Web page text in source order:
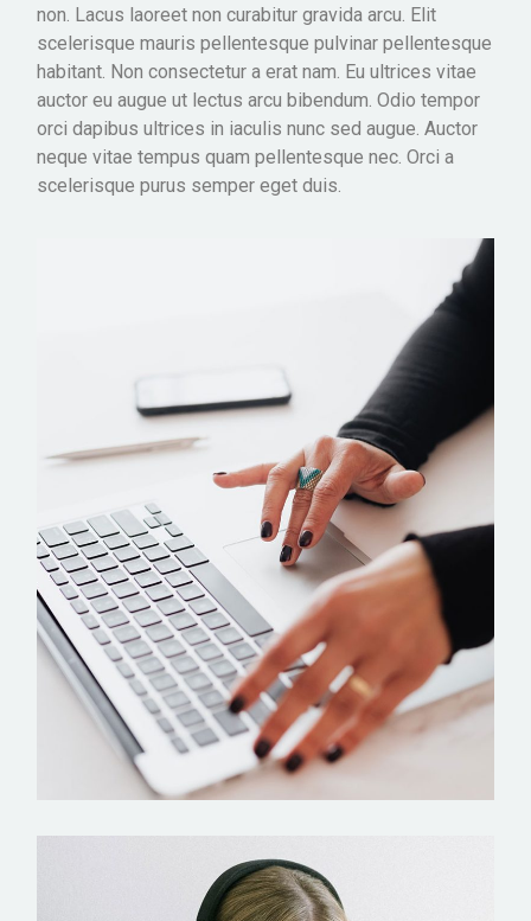
non. Lacus laoreet non curabitur gravida arcu. Elit
scelerisque mauris pellentesque pulvinar pellentesque
habitant. Non consectetur a erat nam. Eu ultrices vitae
auctor eu augue ut lectus arcu bibendum. Odio tempor
orci dapibus ultrices in iaculis nunc sed augue. Auctor
neque vitae tempus quam pellentesque nec. Orci a
scelerisque purus semper eget duis.